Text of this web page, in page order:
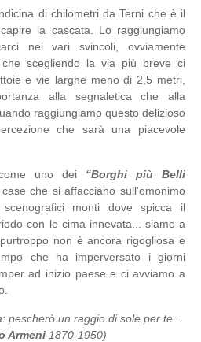
di chilometri da Terni che è il
la cascata. Lo raggiungiamo
nei vari svincoli, ovviamente
scegliendo la via più breve ci
e vie larghe meno di 2,5 metri,
alla segnaletica che alla
raggiungiamo questo delizioso
che sarà una piacevole
uno dei “Borghi più Belli
che si affacciano sull'omonimo
monti dove spicca il
con le cima innevata... siamo a
non è ancora rigogliosa e
che ha imperversato i giorni
ad inizio paese e ci avviamo a
pescherò un raggio di sole per te...
Armeni1870-1950)